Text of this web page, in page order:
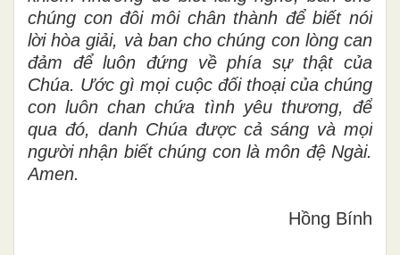
chúng con đôi môi chân thành để biết nói
lời hòa giải, và ban cho chúng con lòng can
đảm để luôn đứng về phía sự thật của
Chúa. Ước gì mọi cuộc đối thoại của chúng
con luôn chan chứa tình yêu thương, để
qua đó, danh Chúa được cả sáng và mọi
người nhận biết chúng con là môn đệ Ngài.
Amen.
Hồng Bính